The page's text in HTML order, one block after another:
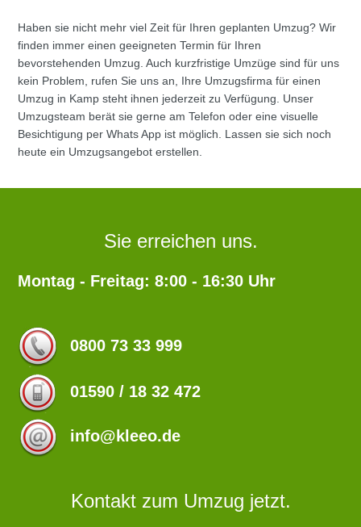
Haben sie nicht mehr viel Zeit für Ihren geplanten Umzug? Wir
finden immer einen geeigneten Termin für Ihren
bevorstehenden Umzug. Auch kurzfristige Umzüge sind für uns
kein Problem, rufen Sie uns an, Ihre Umzugsfirma für einen
Umzug in Kamp steht ihnen jederzeit zu Verfügung. Unser
Umzugsteam berät sie gerne am Telefon oder eine visuelle
Besichtigung per Whats App ist möglich. Lassen sie sich noch
heute ein Umzugsangebot erstellen.
Sie erreichen uns.
Montag - Freitag: 8:00 - 16:30 Uhr
0800 73 33 999
01590 / 18 32 472
info@kleeo.de
Kontakt zum Umzug jetzt.